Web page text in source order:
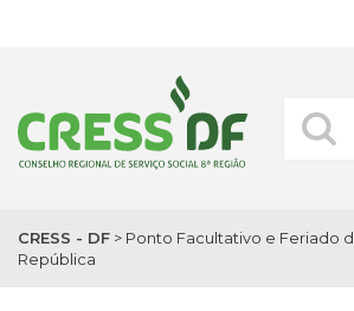
CRESS - DF > Ponto Facultativo e Feriado
República